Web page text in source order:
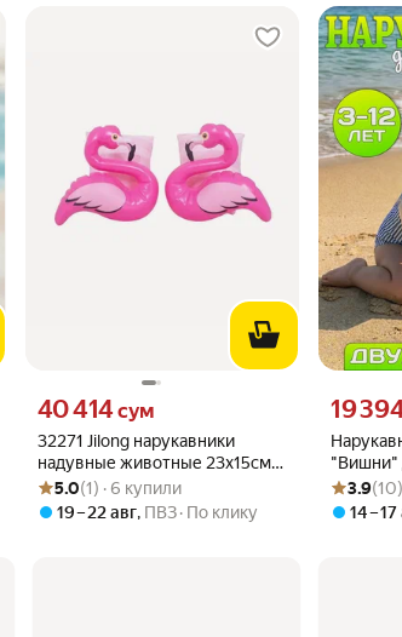
32271 Jilong нарукавники
надувные животные 23х15см
3-6л. фламинго
Цена 40414 сум вместо
40 414 сум
Рейтинг товара: 5.0 из 5
Оценок: (1) · 6 купили
5.0(1) · 6 купили
19 – 22 авг, ПВЗ По клику
"Вишни"
Детские
Цена
19
Рейтинг
Оценок:
3.9
14 –